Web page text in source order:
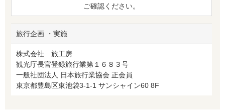
ご確認ください。
旅行企画 ・実施
株式会社 旅工房
観光庁長官登録旅行業第１６８３号
一般社団法人 日本旅行業協会 正会員
東京都豊島区東池袋3-1-1 サンシャイン60 8F